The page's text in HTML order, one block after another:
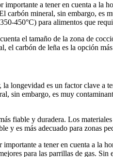
a tener en cuenta a la
carbón mineral, sin embargo,
450°C) para alimentos que
el tamaño de la zona de
el carbón de leña es la opción
longevidad es un factor clave a
sin embargo, es muy
fiable y duradera. Los
y es más adecuado para zonas
a tener en cuenta a la
para las parrillas de gas.